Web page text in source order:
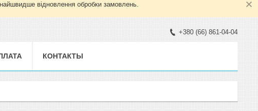
відновлення обробки замовлень.
+380 (66) 861-04-04
КОНТАКТЫ